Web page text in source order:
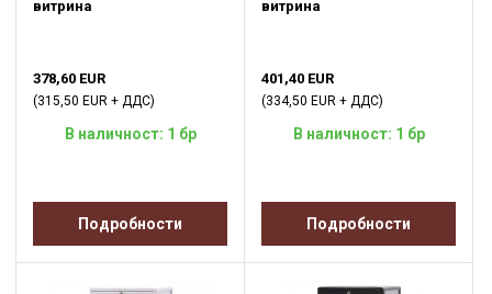
витрина
378,60 EUR
(315,50 EUR + ДДС)
В наличност: 1 бр
Подробности
витрина
401,40 EUR
(334,50 EUR + ДДС)
В наличност: 1 бр
Подробности